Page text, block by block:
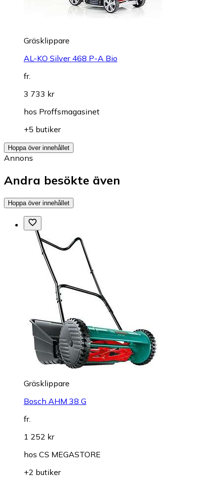
Gräsklippare
AL-KO Silver 468 P-A Bio
fr.
3 733 kr
hos Proffsmagasinet
+5 butiker
Hoppa över innehållet
Annons
Andra besökte även
Hoppa över innehållet
Gräsklippare
Bosch AHM 38 G
fr.
1 252 kr
hos CS MEGASTORE
+2 butiker